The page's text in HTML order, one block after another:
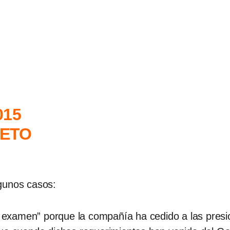
casos:
porque la compañía ha cedido a las